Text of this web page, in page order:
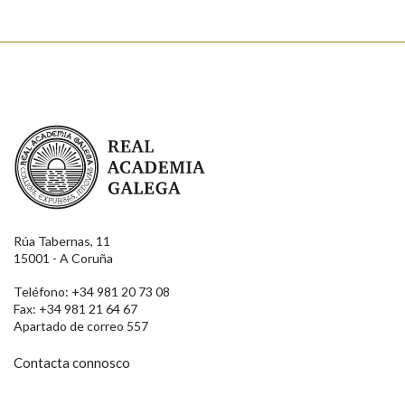
Real Academia Galega
Rúa Tabernas, 11
15001 - A Coruña
Teléfono: +34 981 20 73 08
Fax: +34 981 21 64 67
Apartado de correo 557
Contacta connosco